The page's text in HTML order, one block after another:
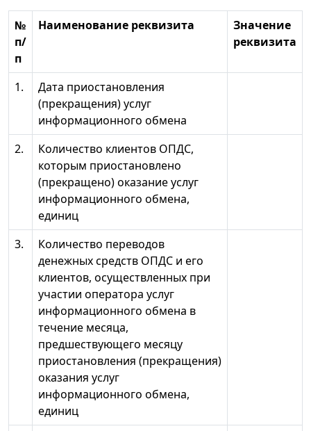
№
п/
п
Наименование реквизита
Значение
реквизита
1.
Дата приостановления
(прекращения) услуг
информационного обмена
2.
Количество клиентов ОПДС,
которым приостановлено
(прекращено) оказание услуг
информационного обмена,
единиц
3.
Количество переводов
денежных средств ОПДС и его
клиентов, осуществленных при
участии оператора услуг
информационного обмена в
течение месяца,
предшествующего месяцу
приостановления (прекращения)
оказания услуг
информационного обмена,
единиц